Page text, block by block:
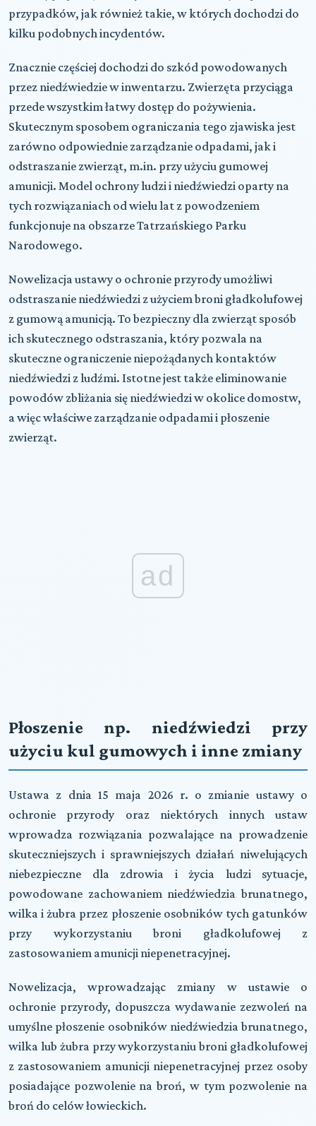
przypadków, jak również takie, w których dochodzi do
kilku podobnych incydentów.
Znacznie częściej dochodzi do szkód powodowanych
przez niedźwiedzie w inwentarzu. Zwierzęta przyciąga
przede wszystkim łatwy dostęp do pożywienia.
Skutecznym sposobem ograniczania tego zjawiska jest
zarówno odpowiednie zarządzanie odpadami, jak i
odstraszanie zwierząt, m.in. przy użyciu gumowej
amunicji. Model ochrony ludzi i niedźwiedzi oparty na
tych rozwiązaniach od wielu lat z powodzeniem
funkcjonuje na obszarze Tatrzańskiego Parku
Narodowego.
Nowelizacja ustawy o ochronie przyrody umożliwi
odstraszanie niedźwiedzi z użyciem broni gładkolufowej
z gumową amunicją. To bezpieczny dla zwierząt sposób
ich skutecznego odstraszania, który pozwala na
skuteczne ograniczenie niepożądanych kontaktów
niedźwiedzi z ludźmi. Istotne jest także eliminowanie
powodów zbliżania się niedźwiedzi w okolice domostw,
a więc właściwe zarządzanie odpadami i płoszenie
zwierząt.
ad
Płoszenie np. niedźwiedzi przy
użyciu kul gumowych i inne zmiany
Ustawa z dnia 15 maja 2026 r. o zmianie ustawy o
ochronie przyrody oraz niektórych innych ustaw
wprowadza rozwiązania pozwalające na prowadzenie
skuteczniejszych i sprawniejszych działań niwelujących
niebezpieczne dla zdrowia i życia ludzi sytuacje,
powodowane zachowaniem niedźwiedzia brunatnego,
wilka i żubra przez płoszenie osobników tych gatunków
przy wykorzystaniu broni gładkolufowej z
zastosowaniem amunicji niepenetracyjnej.
Nowelizacja, wprowadzając zmiany w ustawie o
ochronie przyrody, dopuszcza wydawanie zezwoleń na
umyślne płoszenie osobników niedźwiedzia brunatnego,
wilka lub żubra przy wykorzystaniu broni gładkolufowej
z zastosowaniem amunicji niepenetracyjnej przez osoby
posiadające pozwolenie na broń, w tym pozwolenie na
broń do celów łowieckich.